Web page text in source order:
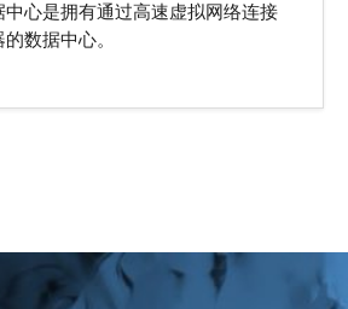
中心是拥有通过高速虚拟网络连接
数据中心。